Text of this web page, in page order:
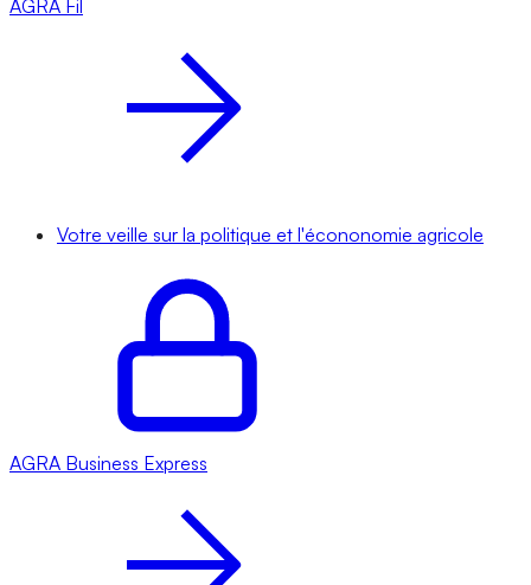
AGRA Fil
Votre veille sur la politique et l'écononomie agricole
AGRA Business Express